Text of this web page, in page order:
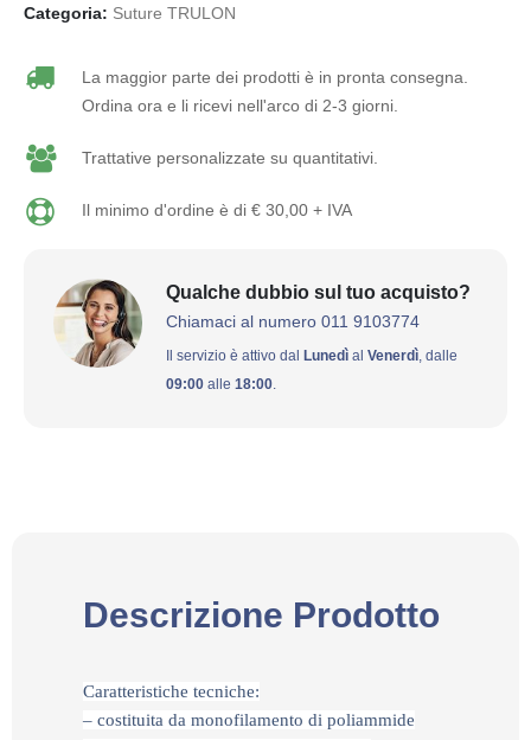
Categoria: Suture TRULON
La maggior parte dei prodotti è in pronta consegna.
Ordina ora e li ricevi nell'arco di 2-3 giorni.
Trattative personalizzate su quantitativi.
Il minimo d'ordine è di € 30,00 + IVA
Qualche dubbio sul tuo acquisto?
Chiamaci al numero 011 9103774
Il servizio è attivo dal Lunedì al Venerdì, dalle
09:00 alle 18:00.
Descrizione Prodotto
Caratteristiche tecniche:
– costituita da monofilamento di poliammide